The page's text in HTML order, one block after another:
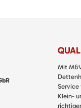
Mit
Service
Klein-